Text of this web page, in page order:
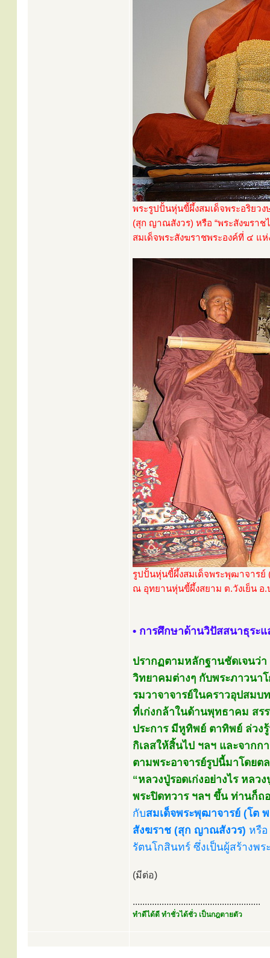
พระรูปปั้นหุ่นขี้ผึ้งสมเด็จพระอริยว
(สุก ญาณสังวร) หรือ “พระสังฆราชไ
สมเด็จพระสังฆราชพระองค์ที่ ๔ แห่
รูปปั้นหุ่นขี้ผึ้งสมเด็จพระพุฒาจารย์
ณ อุทยานหุ่นขี้ผึ้งสยาม ต.วังเย็น อ.
• การศึกษาด้านวิปัสสนาธุระ
ปรากฏตามหลักฐานชัดเจนว่
วิทยาคมต่างๆ กับพระภาวนา
รมวาจาจารย์ในคราวอุปสมบ
ที่เก่งกล้าในด้านพุทธาคม สร
ประการ มีหูทิพย์ ตาทิพย์ ล่วง
กิเลสให้สิ้นไป ฯลฯ และจากก
ตามพระอาจารย์รูปนี้มาโดย
“หลวงปู่รอดเก่งอย่างไร หลว
พระปิดทวาร ฯลฯ ขึ้น ท่านก็ถ
กับสมเด็จพระพุฒาจารย์ (โต
สังฆราช (สุก ญาณสังวร) หรือ
รัตนโกสินทร์ ซึ่งเป็นผู้สร้างพร
(มีต่อ)
.....................................................
ทำดีได้ดี ทำชั่วได้ชั่ว เป็นกฎตายตัว